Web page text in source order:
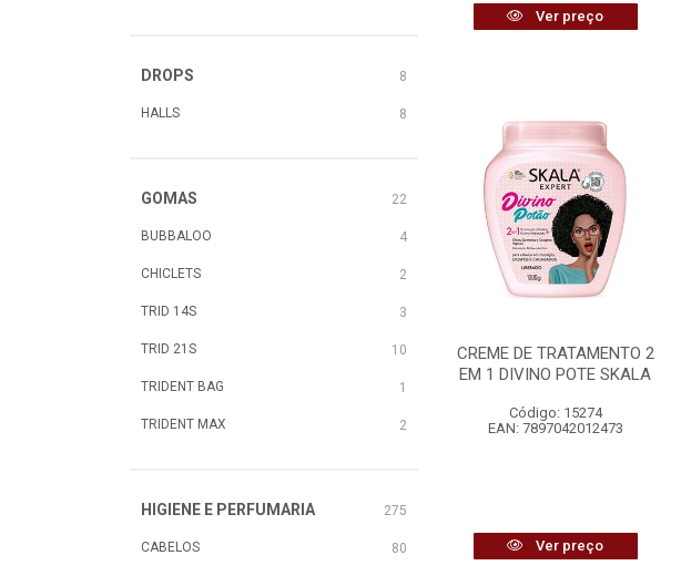
DROPS 8
HALLS 8
GOMAS 22
BUBBALOO 4
CHICLETS 2
TRID 14S 3
TRID 21S 10
TRIDENT BAG 1
TRIDENT MAX 2
HIGIENE E PERFUMARIA 275
CABELOS 80
Ver preço
CREME DE TRATAMENTO 2
EM 1 DIVINO POTE SKALA
Código: 15274
EAN: 7897042012473
Ver preço